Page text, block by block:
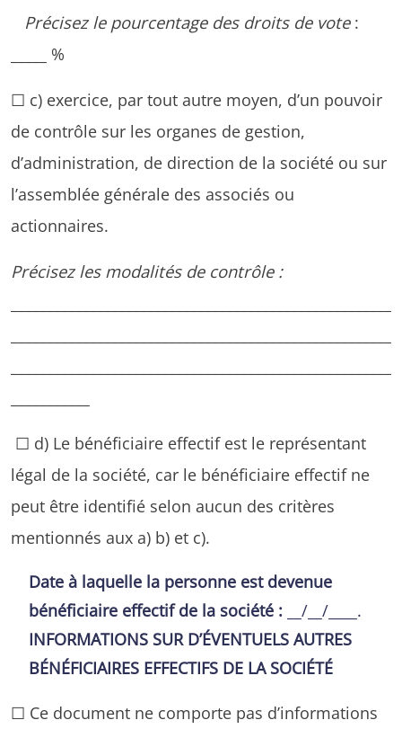
Précisez le pourcentage des droits de vote:
_____ %
☐ c) exercice, par tout autre moyen, d’un pouvoir
de contrôle sur les organes de gestion,
d’administration, de direction de la société ou sur
l’assemblée générale des associés ou
actionnaires.
Précisez les modalités de contrôle :
☐ d) Le bénéficiaire effectif est le représentant
légal de la société, car le bénéficiaire effectif ne
peut être identifié selon aucun des critères
mentionnés aux a) b) et c).
Date à laquelle la personne est devenue
bénéficiaire effectif de la société :
__/__/____.
INFORMATIONS SUR D’ÉVENTUELS AUTRES
BÉNÉFICIAIRES EFFECTIFS DE LA SOCIÉTÉ
☐ Ce document ne comporte pas d’informations